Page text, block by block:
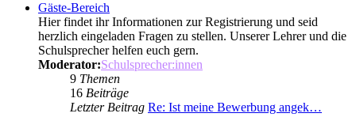
Gäste-Bereich
Hier findet ihr Informationen zur Registrierung und seid
herzlich eingeladen Fragen zu stellen. Unserer Lehrer und die
Schulsprecher helfen euch gern.
Moderator:Schulsprecher:innen
9 Themen
16 Beiträge
Letzter Beitrag Re: Ist meine Bewerbung angek…